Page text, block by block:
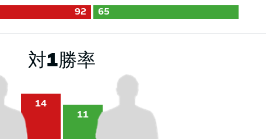
92 65
対1勝率
14
11